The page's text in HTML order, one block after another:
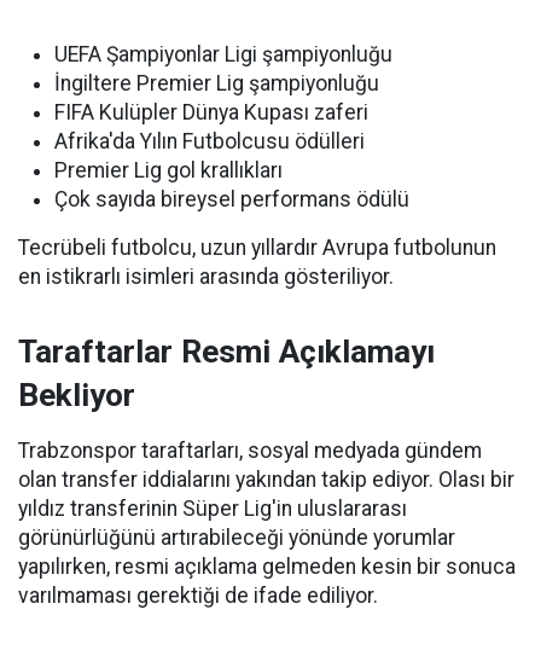
UEFA Şampiyonlar Ligi şampiyonluğu
İngiltere Premier Lig şampiyonluğu
FIFA Kulüpler Dünya Kupası zaferi
Afrika'da Yılın Futbolcusu ödülleri
Premier Lig gol krallıkları
Çok sayıda bireysel performans ödülü
Tecrübeli futbolcu, uzun yıllardır Avrupa futbolunun
en istikrarlı isimleri arasında gösteriliyor.
Taraftarlar Resmi Açıklamayı
Bekliyor
Trabzonspor taraftarları, sosyal medyada gündem
olan transfer iddialarını yakından takip ediyor. Olası bir
yıldız transferinin Süper Lig'in uluslararası
görünürlüğünü artırabileceği yönünde yorumlar
yapılırken, resmi açıklama gelmeden kesin bir sonuca
varılmaması gerektiği de ifade ediliyor.